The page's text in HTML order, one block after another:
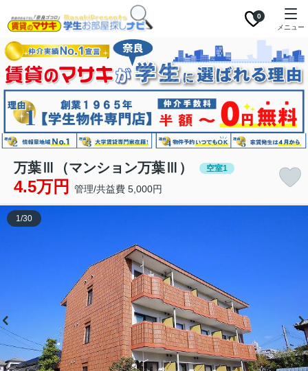
0
メニュー
万葉Ⅲ（マンション万葉Ⅲ） 空室1
4.5万円 管理/共益費 5,000円
1/30